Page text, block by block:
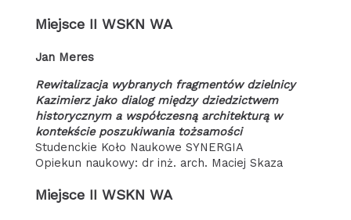
Miejsce II WSKN WA
Jan Meres
Rewitalizacja wybranych fragmentów dzielnicy
Kazimierz jako dialog między dziedzictwem
historycznym a współczesną architekturą w
kontekście poszukiwania tożsamości
Studenckie Koło Naukowe SYNERGIA
Opiekun naukowy: dr inż. arch. Maciej Skaza
Miejsce II WSKN WA